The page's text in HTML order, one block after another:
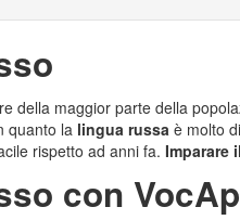
della maggior parte della
quanto la lingua russa è molto
rispetto ad anni fa. Imparare
con